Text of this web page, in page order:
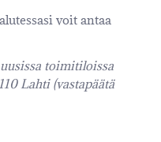
voit antaa
toimitiloissa
Lahti (vastapäätä